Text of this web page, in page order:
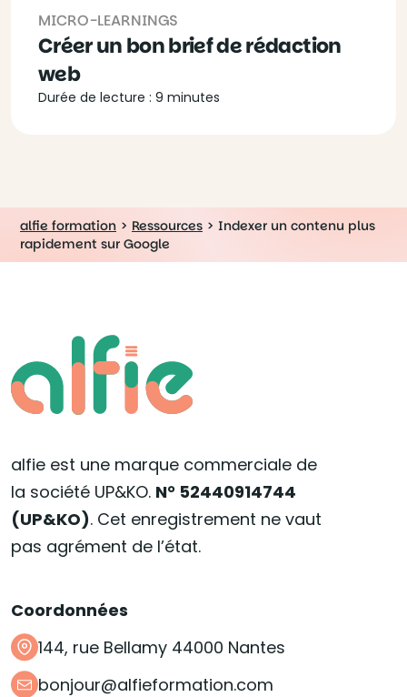
MICRO-LEARNINGS
Créer un bon brief de rédaction
web
Durée de lecture : 9 minutes
alfie formation > Ressources > Indexer un contenu plus
rapidement sur Google
alfie est une marque commerciale de
la société UP&KO. N° 52440914744
(UP&KO). Cet enregistrement ne vaut
pas agrément de l’état.
Coordonnées
144, rue Bellamy 44000 Nantes
bonjour@alfieformation.com